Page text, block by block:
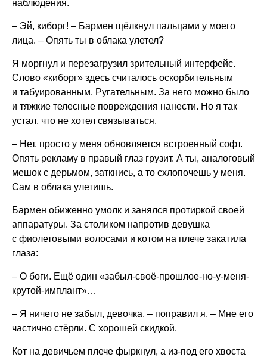
наблюдения.
– Эй, киборг! – Бармен щёлкнул пальцами у моего
лица. – Опять ты в облака улетел?
Я моргнул и перезагрузил зрительный интерфейс.
Слово «киборг» здесь считалось оскорбительным
и табуированным. Ругательным. За него можно было
и тяжкие телесные повреждения нанести. Но я так
устал, что не хотел связываться.
– Нет, просто у меня обновляется встроенный софт.
Опять рекламу в правый глаз грузит. А ты, аналоговый
мешок с дерьмом, заткнись, а то схлопочешь у меня.
Сам в облака улетишь.
Бармен обиженно умолк и занялся протиркой своей
аппаратуры. За столиком напротив девушка
с фиолетовыми волосами и котом на плече закатила
глаза:
– О боги. Ещё один «забыл-своё-прошлое-но-у-меня-
крутой-имплант»…
– Я ничего не забыл, девочка, – поправил я. – Мне его
частично стёрли. С хорошей скидкой.
Кот на девичьем плече фыркнул, а из-под его хвоста